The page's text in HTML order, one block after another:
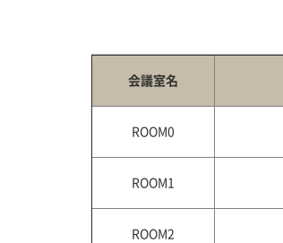
会議室名
ROOM0
ROOM1
ROOM2